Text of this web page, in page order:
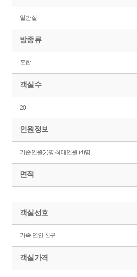
일반실
방종류
혼합
객실수
20
인원정보
기준인원(2)명 최대인원 (4)명
면적
객실선호
가족 연인 친구
객실가격